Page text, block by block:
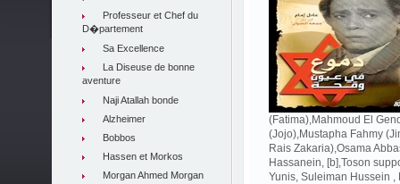
Professeur et Chef du
D�partement
Sa Excellence
La Diseuse de bonne
aventure
Naji Atallah bonde
Alzheimer
Bobbos
Hassen et Morkos
Morgan Ahmed Morgan
(Fatima),Mahmoud El
(Jojo),Mustapha Fahmy
Rais Zakaria),Osama
Hassanein, [b],Toson
Yunis, Suleiman Hussein